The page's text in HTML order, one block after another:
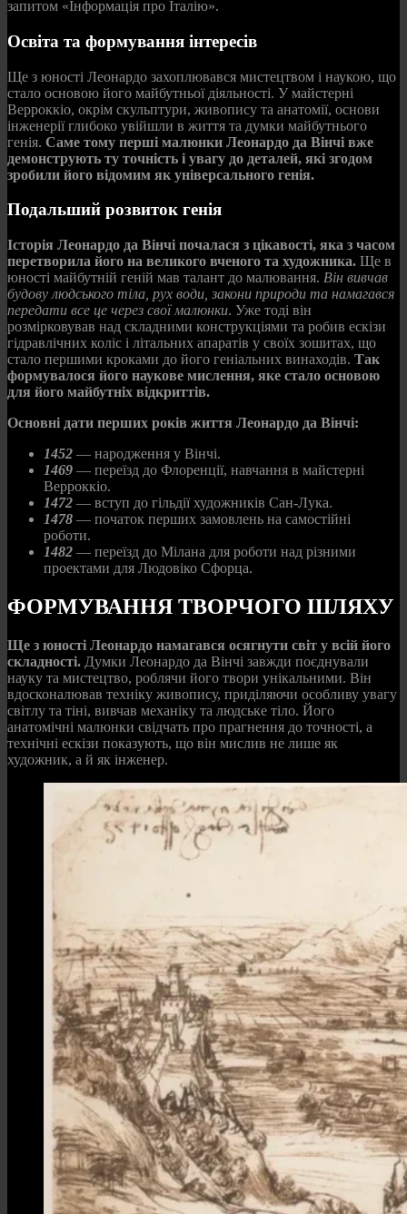
запитом «Інформація про Італію».
Освіта та формування інтересів
Ще з юності Леонардо захоплювався мистецтвом і наукою, що
стало основою його майбутньої діяльності. У майстерні
Верроккіо, окрім скульптури, живопису та анатомії, основи
інженерії глибоко увійшли в життя та думки майбутнього
генія. Саме тому перші малюнки Леонардо да Вінчі вже
демонструють ту точність і увагу до деталей, які згодом
зробили його відомим як універсального генія.
Подальший розвиток генія
Історія Леонардо да Вінчі почалася з цікавості, яка з часом
перетворила його на великого вченого та художника. Ще в
юності майбутній геній мав талант до малювання. Він вивчав
будову людського тіла, рух води, закони природи та намагався
передати все це через свої малюнки. Уже тоді він
розмірковував над складними конструкціями та робив ескізи
гідравлічних коліс і літальних апаратів у своїх зошитах, що
стало першими кроками до його геніальних винаходів. Так
формувалося його наукове мислення, яке стало основою
для його майбутніх відкриттів.
Основні дати перших років життя Леонардо да Вінчі:
1452 — народження у Вінчі.
1469 — переїзд до Флоренції, навчання в майстерні
Верроккіо.
1472 — вступ до гільдії художників Сан-Лука.
1478 — початок перших замовлень на самостійні
роботи.
1482 — переїзд до Мілана для роботи над різними
проектами для Людовіко Сфорца.
ФОРМУВАННЯ ТВОРЧОГО ШЛЯХУ
Ще з юності Леонардо намагався осягнути світ у всій його
складності. Думки Леонардо да Вінчі завжди поєднували
науку та мистецтво, роблячи його твори унікальними. Він
вдосконалював техніку живопису, приділяючи особливу увагу
світлу та тіні, вивчав механіку та людське тіло. Його
анатомічні малюнки свідчать про прагнення до точності, а
технічні ескізи показують, що він мислив не лише як
художник, а й як інженер.